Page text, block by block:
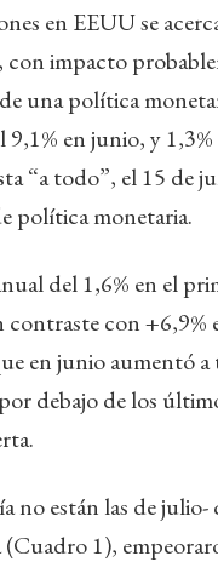
en EEUU se
impacto
una política
en junio, y
“a todo”, el 15 de
política monetaria.
del 1,6% en el
con +6,9%
en junio aumentó a
debajo de los
no están las de
1),